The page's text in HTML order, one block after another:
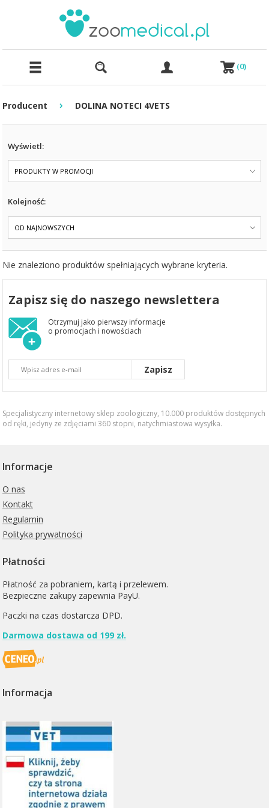
(0)
Producent › DOLINA NOTECI 4VETS
Wyświetl:
PRODUKTY W PROMOCJI
Kolejność:
OD NAJNOWSZYCH
Nie znaleziono produktów spełniających wybrane kryteria.
Zapisz się do naszego newslettera
Otrzymuj jako pierwszy informacje
o promocjach i nowościach
Zapisz
Specjalistyczny internetowy sklep zoologiczny, 10.000 produktów dostępnych
od ręki, jedyny ze zdjęciami 360 stopni, natychmiastowa wysyłka.
Informacje
O nas
Kontakt
Regulamin
Polityka prywatności
Płatności
Płatność za pobraniem, kartą i przelewem.
Bezpieczne zakupy zapewnia PayU.
Paczki na czas dostarcza DPD.
Darmowa dostawa od 199 zł.
Informacja